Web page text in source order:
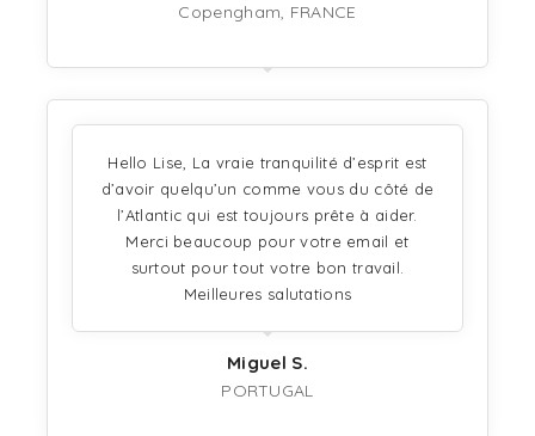
Copengham, FRANCE
Hello Lise, La vraie tranquilité d’esprit est
d’avoir quelqu’un comme vous du côté de
l’Atlantic qui est toujours prête à aider.
Merci beaucoup pour votre email et
surtout pour tout votre bon travail.
Meilleures salutations
Miguel S.
PORTUGAL